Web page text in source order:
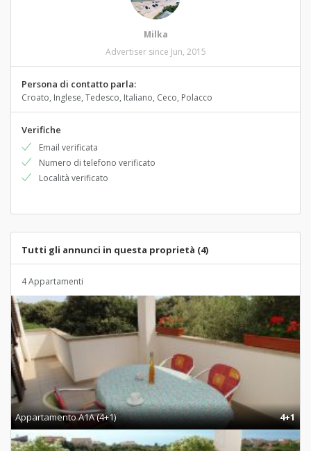
Milka
Advertiser since Jun, 2015
Persona di contatto parla:
Croato, Inglese, Tedesco, Italiano, Ceco, Polacco
Verifiche
Email verificata
Numero di telefono verificato
Località verificato
Tutti gli annunci in questa proprietà (4)
4 Appartamenti
Appartamento A1A (4+1) 4+1